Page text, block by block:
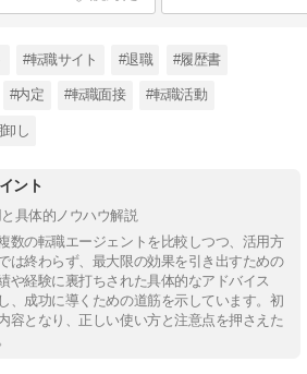
#転職サイト #退職 #履歴書
#内定 #転職面接 #転職活動
し
ント
具体的ノウハウ解説
数の転職エージェントを比較しつつ、活用方
は終わらず、最大限の効果を引き出すための
や経験に裏打ちされた具体的なアドバイス
、成功に導くための道筋を示しています。初
容となり、正しい使い方と注意点を押さえた